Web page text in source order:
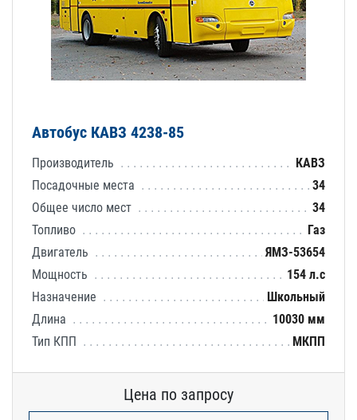
Автобус КАВЗ 4238-85
Производитель
КАВЗ
Посадочные места
34
Общее число мест
34
Топливо
Газ
Двигатель
ЯМЗ-53654
Мощность
154 л.с
Назначение
Школьный
Длина
10030 мм
Тип КПП
МКПП
Цена по запросу